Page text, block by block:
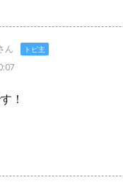
ん トピ主
！